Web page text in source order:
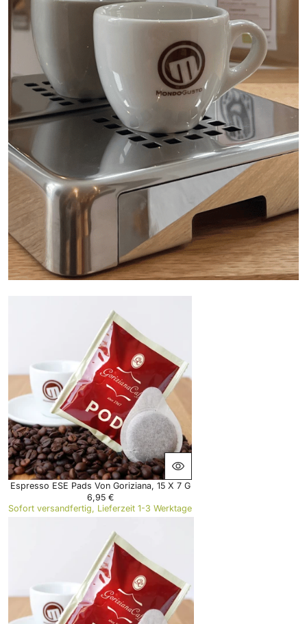
Espresso ESE Pads Von Goriziana, 15 X 7 G
R
E
R
P
R
I
6,95 €
Sofort versandfertig, Lieferzeit 1-3 Werktage